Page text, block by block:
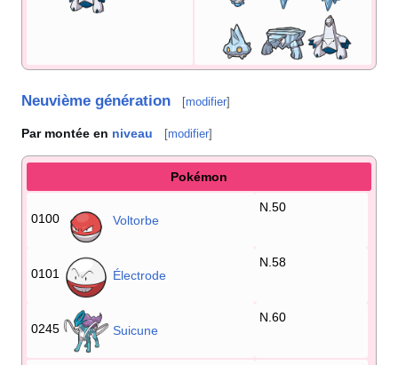
Neuvième génération [modifier]
Par montée en niveau [modifier]
Pokémon
0100 Voltorbe
N.50
0101 Électrode
N.58
0245 Suicune
N.60